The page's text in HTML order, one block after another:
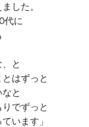
した。​
代に​
と​
は​ずっと​
と​
で​ずっと​
います」